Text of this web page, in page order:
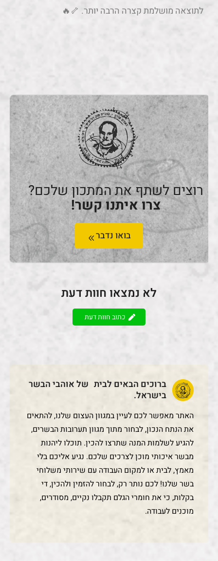
לתוצאה מושלמת קצרה הרבה יותר. 🦴🔥
רוצים לשתף את המתכון שלכם?
צרו איתנו קשר!
בואו נדבר
לא נמצאו חוות דעת
כתוב חוות דעת
ברוכים הבאים לבית של אוהבי הבשר
בישראל.
האתר מאפשר לכם לעיין במגוון העצום שלנו, להתאים
את הנתח הנכון, לבחור מתוך מגוון תערובות הבשרים,
להגיע לשלמות המנה שתרצו להכין. תוכלו ליהנות
מבשר איכותי מוכן לצרכים שלכם. נגיע אליכם בלי
מאמץ, לבית או למקום העבודה עם שירותי משלוחי
בשר שלנו! לכם נותר רק, לבחור להזמין ולהכין, די
בקלות, כי את חומרי הגלם תקבלו נקיים, מסודרים,
מוכנים לעבודה.